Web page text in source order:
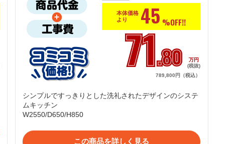
本体価格
より
45 %OFF!!
71.80
万円
(税抜)
789,800円（税込）
シンプルですっきりとした洗礼されたデザインのシステ
ムキッチン
W2550/D650/H850
この商品を詳しく見る